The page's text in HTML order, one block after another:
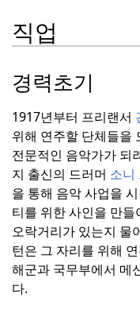
직업
경력초기
1917년부터 프리랜서
위해 연주할 단체들을
전문적인 음악가가 되
지 출신의 드러머 소니
을 통해 음악 사업을
티를 위한 사인을 만
오락거리가 있는지 물
턴은 그 자리를 위해
해군과 국무부에서 메
다.